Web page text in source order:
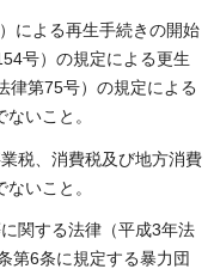
による再生手続きの開始
号）の規定による更生
律第75号）の規定による
いこと。
税、消費税及び地方消費
いこと。
関する法律（平成3年法
第6条に規定する暴力団